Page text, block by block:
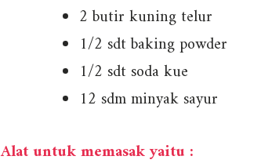
2 butir kuning telur
1/2 sdt baking powder
1/2 sdt soda kue
12 sdm minyak sayur
Alat untuk memasak yaitu :